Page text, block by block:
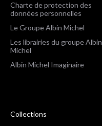
Charte de protection des
données personnelles
Le Groupe Albin Michel
Les librairies du groupe Albin
Michel
Albin Michel Imaginaire
Collections